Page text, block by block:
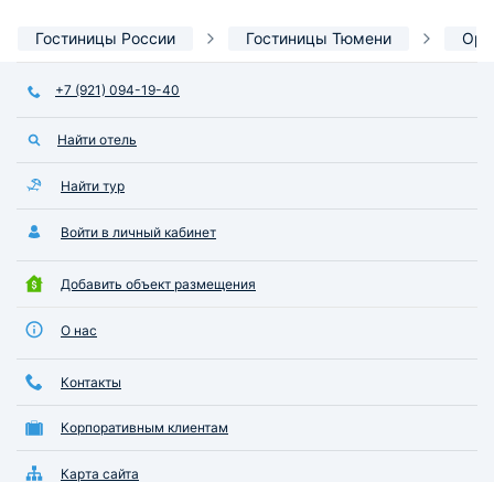
Гостиницы России Гостиницы Тюмени
+7 (921) 094-19-40
Найти отель
Найти тур
Войти в личный кабинет
Добавить объект размещения
О нас
Контакты
Корпоративным клиентам
Карта сайта